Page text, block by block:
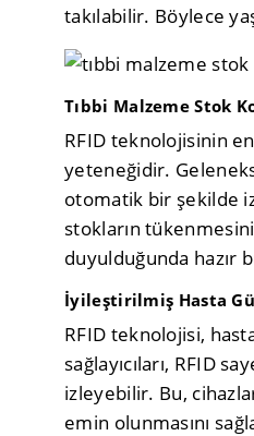
takılabilir. Böylece
Tıbbi Malzeme Stok
RFID teknolojisinin
yeteneğidir.
otomatik bir şekilde
stokların
duyulduğunda hazır
İyileştirilmiş Hasta
RFID teknolojisi,
sağlayıcıları, RFID
izleyebilir. Bu,
emin olunmasını